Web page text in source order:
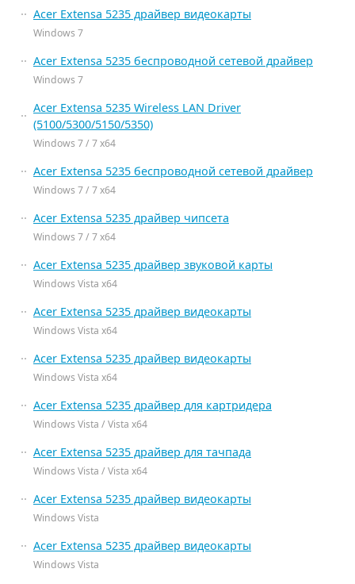
Acer Extensa 5235 драйвер видеокарты
Windows 7
Acer Extensa 5235 беспроводной сетевой драйвер
Windows 7
Acer Extensa 5235 Wireless LAN Driver
(5100/5300/5150/5350)
Windows 7 / 7 x64
Acer Extensa 5235 беспроводной сетевой драйвер
Windows 7 / 7 x64
Acer Extensa 5235 драйвер чипсета
Windows 7 / 7 x64
Acer Extensa 5235 драйвер звуковой карты
Windows Vista x64
Acer Extensa 5235 драйвер видеокарты
Windows Vista x64
Acer Extensa 5235 драйвер видеокарты
Windows Vista x64
Acer Extensa 5235 драйвер для картридера
Windows Vista / Vista x64
Acer Extensa 5235 драйвер для тачпада
Windows Vista / Vista x64
Acer Extensa 5235 драйвер видеокарты
Windows Vista
Acer Extensa 5235 драйвер видеокарты
Windows Vista